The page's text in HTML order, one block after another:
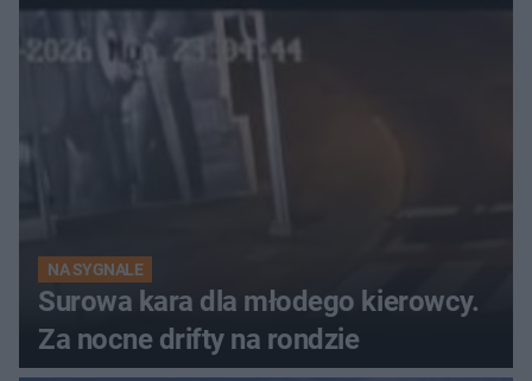
NA SYGNALE
Surowa kara dla młodego kierowcy.
Za nocne drifty na rondzie